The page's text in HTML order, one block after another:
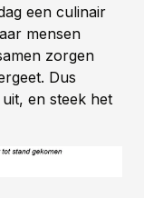
een culinair
mensen
zorgen
Dus
en steek het